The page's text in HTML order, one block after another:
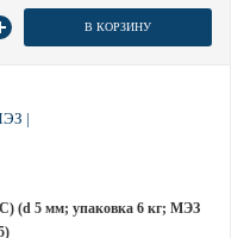
В КОРЗИНУ
(d 5 мм; упаковка 6 кг; МЭЗ